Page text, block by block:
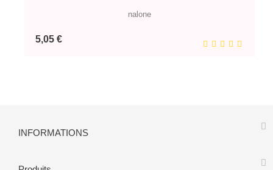
nalone
5,05 €Prix
INFORMATIONS